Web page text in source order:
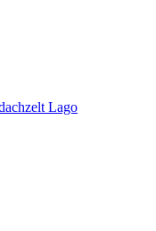
Lago